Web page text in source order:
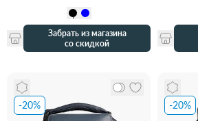
Забрать из магазина
со скидкой
-20% -20%